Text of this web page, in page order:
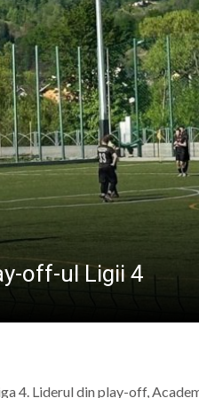
15 august – paradă
pentru seniorii
s-a mărit: Vasile
literației timpurii,
off-ul Ligii 4
4. Liderul din play-off,